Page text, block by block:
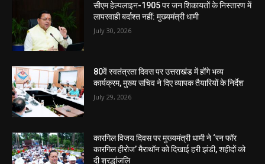
सीएम हेल्पलाइन-1905 पर जन शिकायतों के निस्तारण में
लापरवाही बर्दाश्त नहीं: मुख्यमंत्री धामी
July 30, 2026
80वें स्वतंत्रता दिवस पर उत्तराखंड में होंगे भव्य
कार्यक्रम, मुख्य सचिव ने दिए व्यापक तैयारियों के निर्देश
July 29, 2026
कारगिल विजय दिवस पर मुख्यमंत्री धामी ने ‘रन फॉर
कारगिल हीरोज’ मैराथॉन को दिखाई हरी झंडी, शहीदों को
दी श्रद्धांजलि